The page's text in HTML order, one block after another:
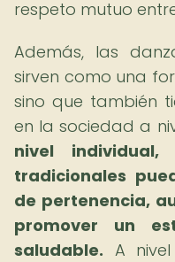
respeto mutuo
Además, las
sirven como una
sino que también
en la sociedad a
nivel
tradicionales
de pertenencia,
promover un
saludable. A